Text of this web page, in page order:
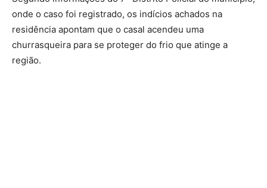
onde o caso foi registrado, os indícios achados na
residência apontam que o casal acendeu uma
churrasqueira para se proteger do frio que atinge a
região.